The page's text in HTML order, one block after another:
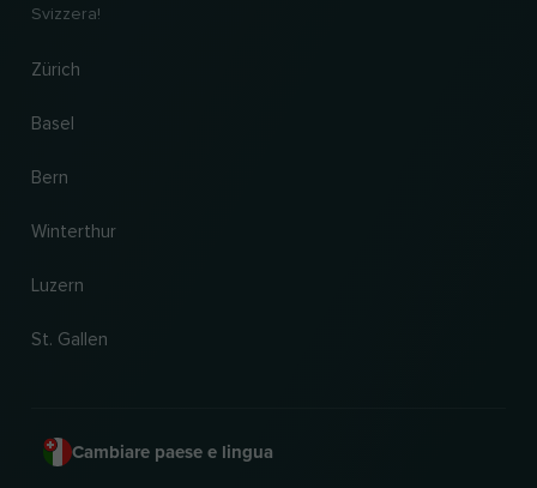
Svizzera!
Zürich
Basel
Bern
Winterthur
Luzern
St. Gallen
Cambiare paese e lingua